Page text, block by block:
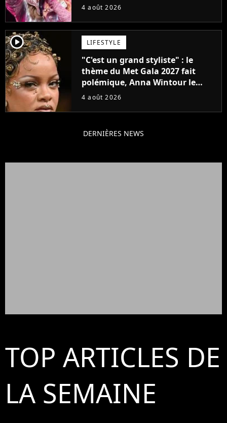
attendu
4 août 2026
player2 LIFESTYLE
"C'est un grand styliste" : le
thème du Met Gala 2027 fait
polémique, Anna Wintour le
défend
4 août 2026
DERNIÈRES NEWS
TOP ARTICLES DE
LA SEMAINE